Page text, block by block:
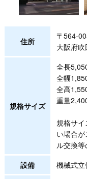
住所
〒564-
大阪府
規格サイズ
全長
全幅
全高
重量
規格サ
い場合
ル交換等
設備
機械式